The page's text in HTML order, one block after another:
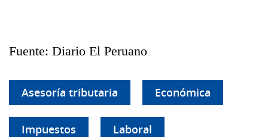
Fuente: Diario El Peruano
Asesoría tributaria Económica
Impuestos Laboral